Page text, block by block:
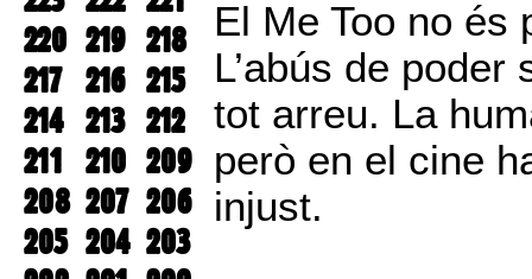
220 219 218
217 216 215
214 213 212
211 210 209
208 207 206
205 204 203
El Me Too no és
L’abús de
tot arreu. La
però en el cine
injust.